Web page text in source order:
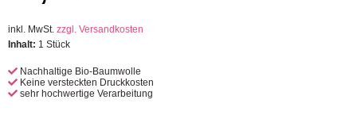
inkl. MwSt. zzgl. Versandkosten
Inhalt: 1 Stück
Nachhaltige Bio-Baumwolle
Keine versteckten Druckkosten
sehr hochwertige Verarbeitung